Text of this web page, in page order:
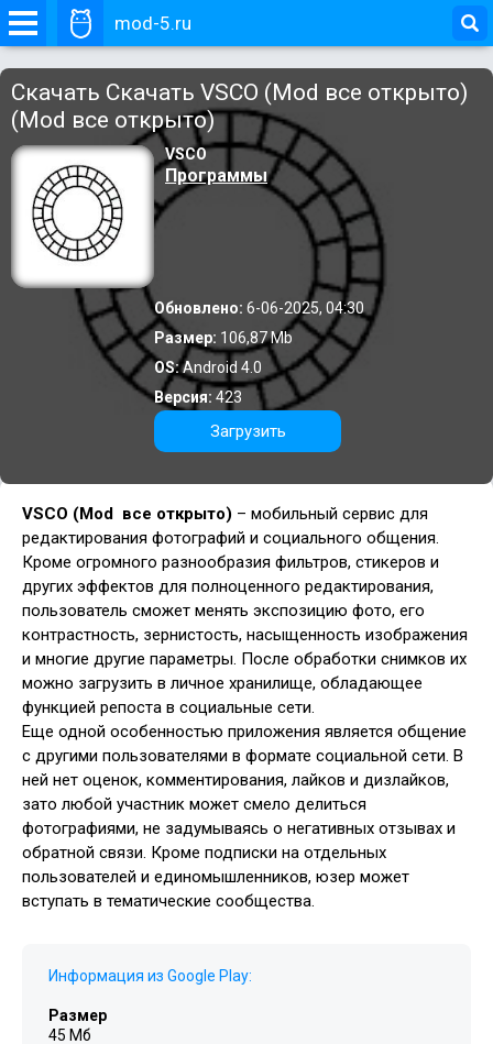
mod-5.ru
Скачать Скачать VSCO (Mod все открыто)
(Mod все открыто)
VSCO
Программы
Обновлено: 6-06-2025, 04:30
Размер: 106,87 Mb
OS:Android 4.0
Версия: 423
Загрузить
VSCO (Mod все открыто) – мобильный сервис для
редактирования фотографий и социального общения.
Кроме огромного разнообразия фильтров, стикеров и
других эффектов для полноценного редактирования,
пользователь сможет менять экспозицию фото, его
контрастность, зернистость, насыщенность изображения
и многие другие параметры. После обработки снимков их
можно загрузить в личное хранилище, обладающее
функцией репоста в социальные сети.
Еще одной особенностью приложения является общение
с другими пользователями в формате социальной сети. В
ней нет оценок, комментирования, лайков и дизлайков,
зато любой участник может смело делиться
фотографиями, не задумываясь о негативных отзывах и
обратной связи. Кроме подписки на отдельных
пользователей и единомышленников, юзер может
вступать в тематические сообщества.
Информация из Google Play:
Размер
45 Мб